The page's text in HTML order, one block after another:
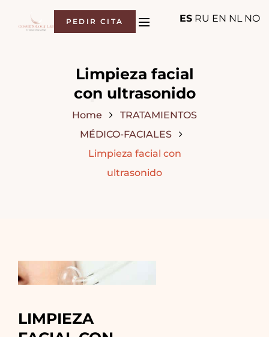
PEDIR CITA
Limpieza facial
con ultrasonido
Home
TRATAMIENTOS
MÉDICO-FACIALES
Limpieza facial con
ultrasonido
LIMPIEZA
ES RU EN NL NO